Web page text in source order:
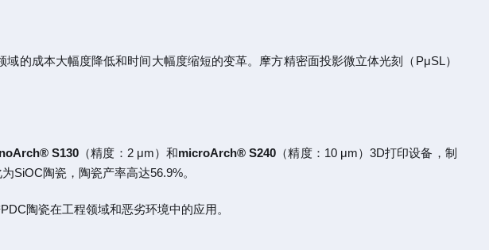
的成本大幅度降低和时间大幅度缩短的变革。摩方精密面投影微立体光刻（PμSL）
S130 （精度：2 μm）和microArch® S240 （精度：10 μm）3D打印设备，制
SiOC陶瓷，陶瓷产率高达56.9%。
陶瓷在工程领域和恶劣环境中的应用。